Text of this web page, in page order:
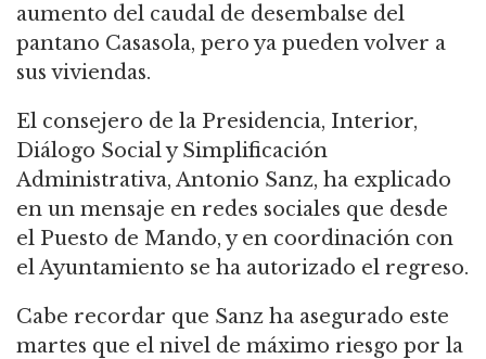
aumento del caudal de desembalse del
pantano Casasola, pero ya pueden volver a
sus viviendas.
El consejero de la Presidencia, Interior,
Diálogo Social y Simplificación
Administrativa, Antonio Sanz, ha explicado
en un mensaje en redes sociales que desde
el Puesto de Mando, y en coordinación con
el Ayuntamiento se ha autorizado el regreso.
Cabe recordar que Sanz ha asegurado este
martes que el nivel de máximo riesgo por la